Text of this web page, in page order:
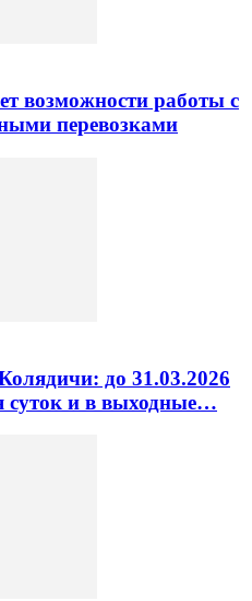
возможности работы с
перевозками
до 31.03.2026
суток и в выходные…